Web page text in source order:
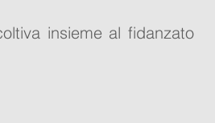
insieme al fidanzato